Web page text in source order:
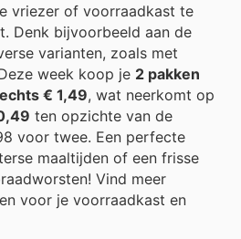
vriezer of voorraadkast te
Denk bijvoorbeeld aan de
varianten, zoals met
week koop je 2 pakken
€ 1,49, wat neerkomt op
ten opzichte van de
voor twee. Een perfecte
maaltijden of een frisse
Vind meer
voor je voorraadkast en